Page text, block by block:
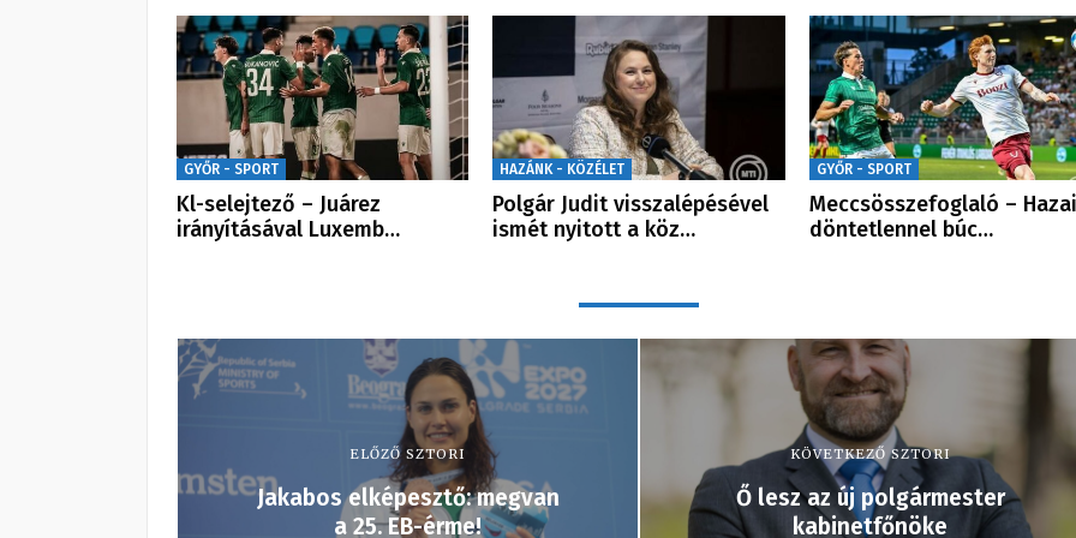
GYŐR - SPORT
Kl-selejtező – Juárez
irányításával Luxemb…
HAZÁNK - KÖZÉLET
Polgár Judit visszalépésével
ismét nyitott a köz…
GYŐR - SPORT
Meccsösszefoglaló – Hazai
döntetlennel búc…
ELŐZŐ SZTORI
Jakabos elképesztő: megvan
a 25. EB-érme!
KÖVETKEZŐ SZTORI
Ő lesz az új polgármester
kabinetfőnöke